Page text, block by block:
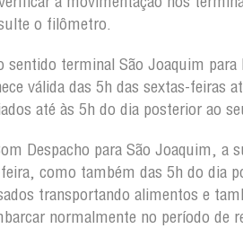
o filômetro.
sentido terminal São Joaquim
válida das 5h das sextas-feiras
até às 5h do dia posterior ao
Despacho para São Joaquim, a
como também das 5h do dia
transportando alimentos e
normalmente no período de